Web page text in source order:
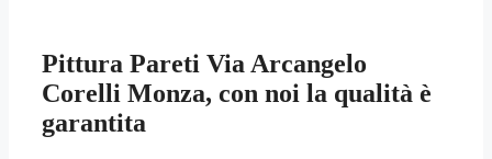
Pittura Pareti Via Arcangelo
Corelli Monza, con noi la qualità è
garantita